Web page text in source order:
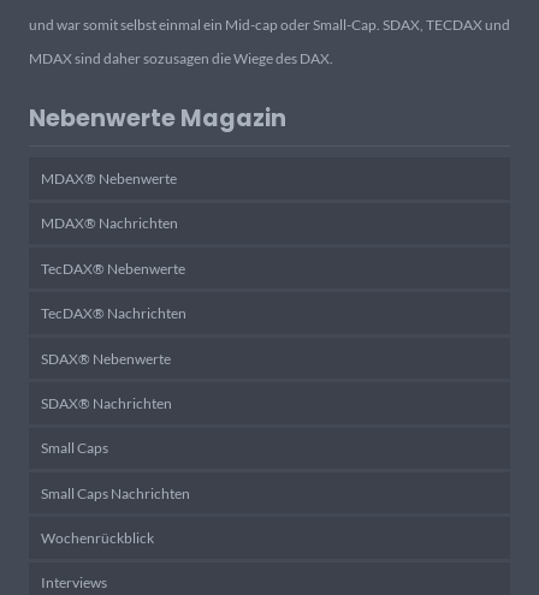
und war somit selbst einmal ein Mid-cap oder Small-Cap. SDAX, TECDAX und
MDAX sind daher sozusagen die Wiege des DAX.
Nebenwerte Magazin
MDAX® Nebenwerte
MDAX® Nachrichten
TecDAX® Nebenwerte
TecDAX® Nachrichten
SDAX® Nebenwerte
SDAX® Nachrichten
Small Caps
Small Caps Nachrichten
Wochenrückblick
Interviews